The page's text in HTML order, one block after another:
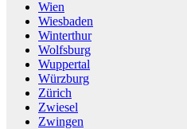
Wien
Wiesbaden
Winterthur
Wolfsburg
Wuppertal
Würzburg
Zürich
Zwiesel
Zwingen